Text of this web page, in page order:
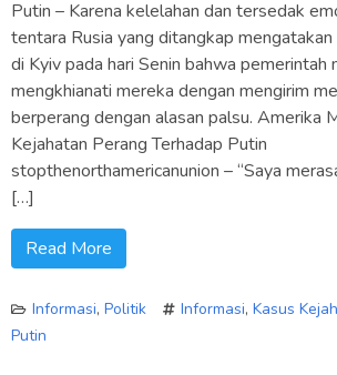
Putin – Karena kelelahan dan tersedak
tentara Rusia yang ditangkap
di Kyiv pada hari Senin bahwa pemerintah
mengkhianati mereka dengan mengirim
berperang dengan alasan palsu. Amerika
Kejahatan Perang Terhadap Putin
stopthenorthamericanunion – “Saya
[…]
Read More
Informasi, Politik Informasi, Kasus
Putin